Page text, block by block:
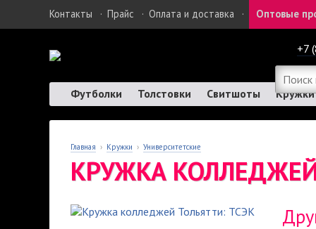
Контакты · Прайс · Оплата и доставка · Оптовые
+7
Футболки Толстовки Свитшоты Кружки
Главная › Кружки › Университетские
КРУЖКА